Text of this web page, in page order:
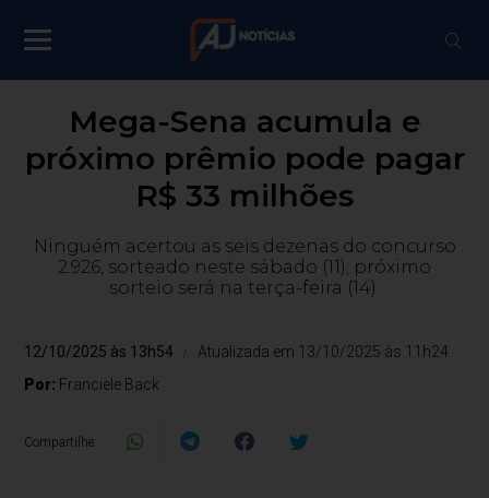
Mega-Sena acumula e
próximo prêmio pode pagar
R$ 33 milhões
Ninguém acertou as seis dezenas do concurso
2.926, sorteado neste sábado (11); próximo
sorteio será na terça-feira (14).
12/10/2025 às 13h54
Atualizada em 13/10/2025 às 11h24
Por: Franciele Back
Compartilhe: